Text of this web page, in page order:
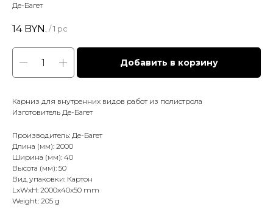
Де-Багет
14 BYN. / 1 pc
Добавить в корзину
Карниз для внутренних видов работ из полистрола
Изготовитель Де-Багет
Производитель: Де-Багет
Длина (мм): 2000
Ширина (мм): 40
Высота (мм): 50
Вид упаковки: Картон
LxWxH: 2000x40x50 mm
Weight: 205 g